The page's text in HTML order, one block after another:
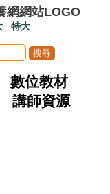
特大
數位教材
講師資源